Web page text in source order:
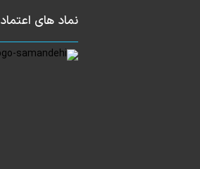
نماد های اعتماد